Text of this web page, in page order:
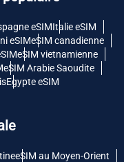
eSIMItalie eSIM
eSIMeSIM canadienne
eSIM vietnamienne
eSIM Arabie Saoudite
Egypte eSIM
eSIM au Moyen-Orient